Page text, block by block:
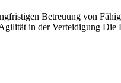
Betreuung von
in der Verteidigung